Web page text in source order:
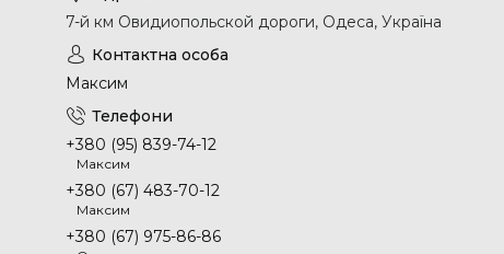
7-й км Овидиопольской дороги, Одеса, Україна
Максим
+380 (95) 839-74-12
Максим
+380 (67) 483-70-12
Максим
+380 (67) 975-86-86